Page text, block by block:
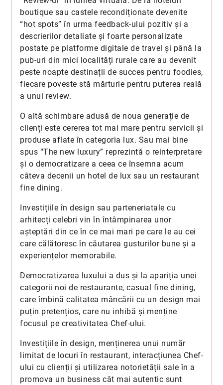
boutique sau castele recondiționate devenite
“hot spots” în urma feedback-ului pozitiv și a
descrierilor detaliate și foarte personalizate
postate pe platforme digitale de travel și până la
pub-uri din mici localități rurale care au devenit
peste noapte destinații de succes pentru foodies,
fiecare poveste stă mărturie pentru puterea reală
a unui review.
O altă schimbare adusă de noua generație de
clienți este cererea tot mai mare pentru servicii și
produse aflate în categoria lux. Sau mai bine
spus “The new luxury” reprezintă o reinterpretare
și o democratizare a ceea ce însemna acum
câteva decenii un hotel de lux sau un restaurant
fine dining.
Investițiile în design sau parteneriatale cu
arhitecți celebri vin în întâmpinarea unor
așteptări din ce în ce mai mari pe care le au cei
care călătoresc în căutarea gusturilor bune și a
experiențelor memorabile.
Democratizarea luxului a dus și la apariția unei
categorii noi de restaurante, casual fine dining,
care îmbină calitatea mâncării cu un design mai
puțin pretențios, care nu inhibă și menține
focusul pe creativitatea Chef-ului.
Investițiile în design, menținerea unui număr
limitat de locuri în restaurant, interacțiunea Chef-
ului cu clienții și utilizarea notorietății sale în a
promova un business cât mai autentic sunt